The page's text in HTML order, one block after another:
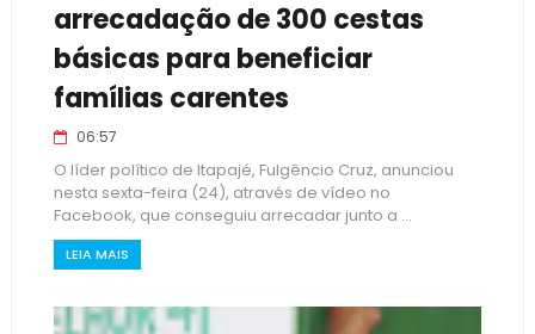
arrecadação de 300 cestas
básicas para beneficiar
famílias carentes
06:57
O líder político de Itapajé, Fulgêncio Cruz, anunciou
nesta sexta-feira (24), através de vídeo no
Facebook, que conseguiu arrecadar junto a ...
LEIA MAIS